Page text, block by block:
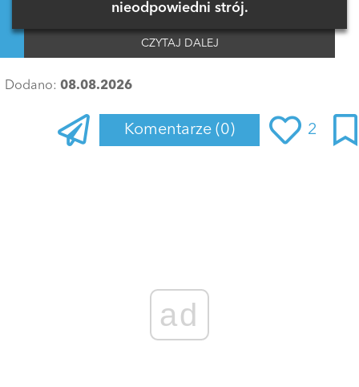
nieodpowiedni strój.
CZYTAJ DALEJ
Dodano: 08.08.2026
Komentarze (0) 2
ad